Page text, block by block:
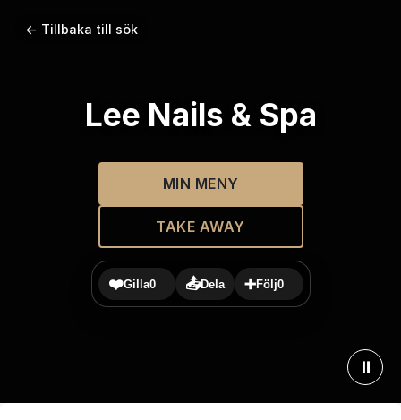
← Tillbaka till sök
Lee Nails & Spa
MIN MENY
TAKE AWAY
❤️Gilla0 📤Dela ➕Följ0
⏸